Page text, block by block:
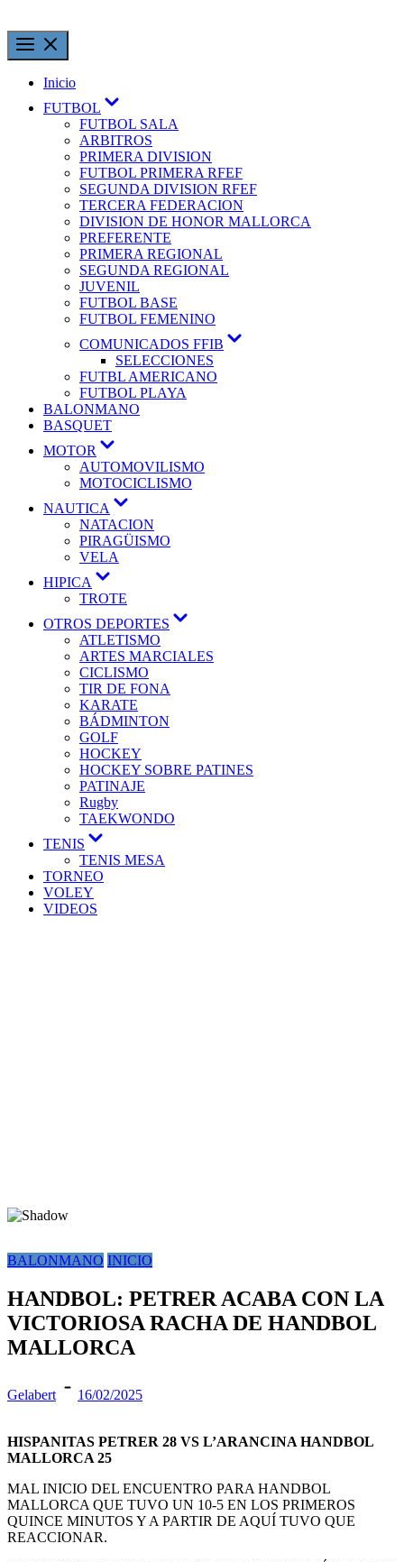
Inicio
FUTBOL
FUTBOL SALA
ARBITROS
PRIMERA DIVISION
FUTBOL PRIMERA RFEF
SEGUNDA DIVISION RFEF
TERCERA FEDERACION
DIVISION DE HONOR MALLORCA
PREFERENTE
PRIMERA REGIONAL
SEGUNDA REGIONAL
JUVENIL
FUTBOL BASE
FUTBOL FEMENINO
COMUNICADOS FFIB
SELECCIONES
FUTBL AMERICANO
FUTBOL PLAYA
BALONMANO
BASQUET
MOTOR
AUTOMOVILISMO
MOTOCICLISMO
NAUTICA
NATACION
PIRAGÜISMO
VELA
HIPICA
TROTE
OTROS DEPORTES
ATLETISMO
ARTES MARCIALES
CICLISMO
TIR DE FONA
KARATE
BÁDMINTON
GOLF
HOCKEY
HOCKEY SOBRE PATINES
PATINAJE
Rugby
TAEKWONDO
TENIS
TENIS MESA
TORNEO
VOLEY
VIDEOS
BALONMANO INICIO
HANDBOL: PETRER ACABA CON LA
VICTORIOSA RACHA DE HANDBOL
MALLORCA
Gelabert 16/02/2025
HISPANITAS PETRER 28 VS L’ARANCINA HANDBOL
MALLORCA 25
MAL INICIO DEL ENCUENTRO PARA HANDBOL
MALLORCA QUE TUVO UN 10-5 EN LOS PRIMEROS
QUINCE MINUTOS Y A PARTIR DE AQUÍ TUVO QUE
REACCIONAR.